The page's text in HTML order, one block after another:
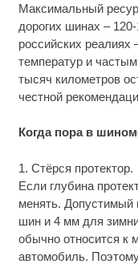
Максимальный
дорогих шинах –
российских реалиях
температур и
тысяч километров
честной
Когда пора в
1. Стёрся протектор.
Если глубина
менять.
шин и 4 мм для
обычно относится к
автомобиль.